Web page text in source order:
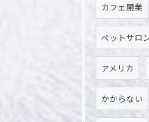
カフェ開業
ペットサロ
アメリカ
かからない
お問い合わ